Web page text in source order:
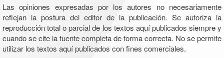
Las opiniones expresadas por los autores no necesariamente
reflejan la postura del editor de la publicación. Se autoriza la
reproducción total o parcial de los textos aquí publicados siempre y
cuando se cite la fuente completa de forma correcta. No se permite
utilizar los textos aquí publicados con fines comerciales.